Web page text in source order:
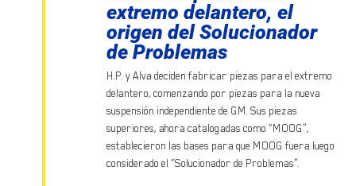
extremo delantero, el
origen del Solucionador
de Problemas
H.P. y Alva deciden fabricar piezas para el extremo
delantero, comenzando por piezas para la nueva
suspensión independiente de GM. Sus piezas
superiores, ahora catalogadas como “MOOG”,
establecieron las bases para que MOOG fuera luego
considerado el “Solucionador de Problemas”.